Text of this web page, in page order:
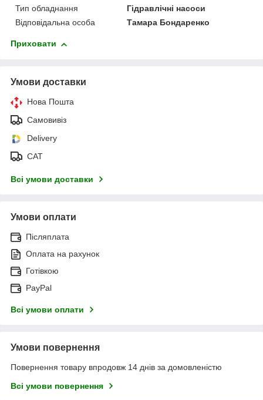
Тип обладнання
Гідравлічні насоси
Відповідальна особа
Тамара Бондаренко
Приховати
Умови доставки
Нова Пошта
Самовивіз
Delivery
САТ
Всі умови доставки
Умови оплати
Післяплата
Оплата на рахунок
Готівкою
PayPal
Всі умови оплати
Умови повернення
Повернення товару впродовж 14 днів за домовленістю
Всі умови повернення